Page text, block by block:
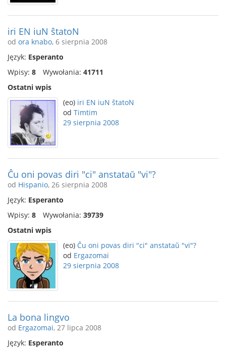
iri EN iuN ŝtatoN
od ora knabo, 6 sierpnia 2008
Język: Esperanto
Wpisy: 8 Wywołania: 41711
Ostatni wpis
(eo) iri EN iuN ŝtatoN
od Timtim
29 sierpnia 2008
Ĉu oni povas diri "ci" anstataŭ "vi"?
od Hispanio, 26 sierpnia 2008
Język: Esperanto
Wpisy: 8 Wywołania: 39739
Ostatni wpis
(eo) Ĉu oni povas diri "ci" anstataŭ "vi"?
od Ergazomai
29 sierpnia 2008
La bona lingvo
od Ergazomai, 27 lipca 2008
Język: Esperanto